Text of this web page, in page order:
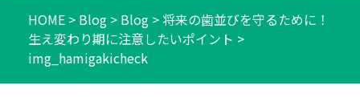
HOME > Blog > Blog >将来の歯並びを守るために！
生え変わり期に注意したいポイント >
img_hamigakicheck